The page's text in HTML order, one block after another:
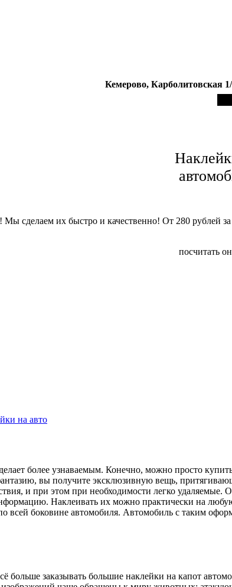
Кемерово, Карболитовская
сделаем их быстро и качественно! От 280 рублей за
посчитать
на авто
более узнаваемым. Конечно, можно просто
вы получите эксклюзивную вещь,
и при этом при необходимости легко удаляемые.
Наклеивать их можно практически на
всей боковине автомобиля. Автомобиль с таким
больше заказывать большие наклейки на капот